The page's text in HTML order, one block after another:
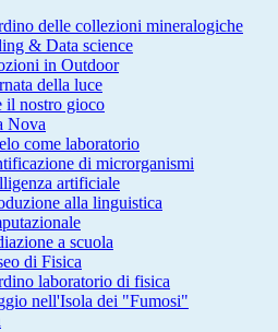
delle collezioni mineralogiche
& Data science
in Outdoor
della luce
il nostro gioco
Nova
come laboratorio
di microrganismi
artificiale
alla linguistica
a scuola
di Fisica
laboratorio di fisica
nell'Isola dei "Fumosi"